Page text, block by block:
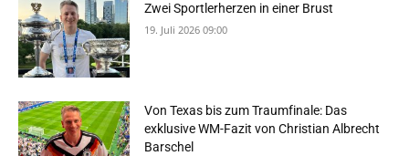
Zwei Sportlerherzen in einer Brust
19. Juli 2026 09:00
Von Texas bis zum Traumfinale: Das
exklusive WM-Fazit von Christian Albrecht
Barschel